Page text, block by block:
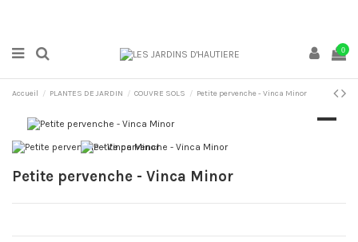
0
Accueil PLANTES DE JARDIN COUVRE SOLS Petite pervenche - Vinca Minor
Petite pervenche - Vinca Minor